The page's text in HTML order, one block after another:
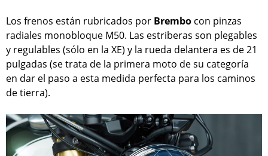
Los frenos están rubricados por Brembo con pinzas
radiales monobloque M50. Las estriberas son plegables
y regulables (sólo en la XE) y la rueda delantera es de 21
pulgadas (se trata de la primera moto de su categoría
en dar el paso a esta medida perfecta para los caminos
de tierra).